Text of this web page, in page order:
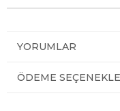
YORUMLAR
ÖDEME